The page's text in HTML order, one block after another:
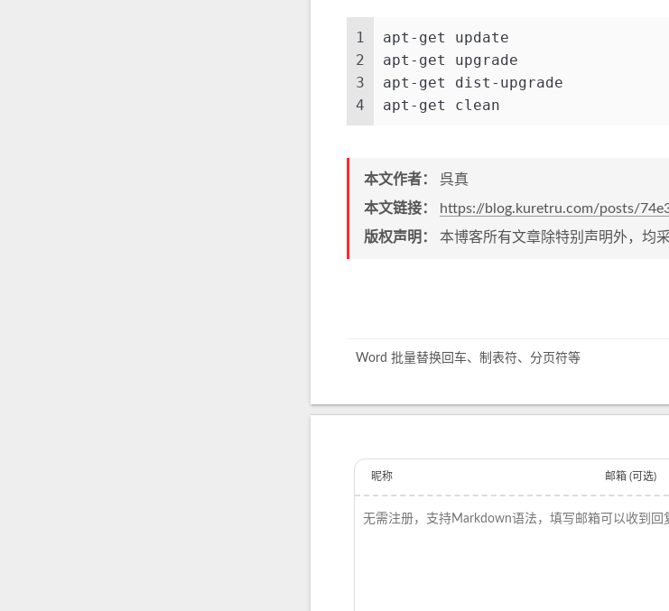
1
2
3
4
apt-get update
apt-get upgrade
apt-get dist-upgrade
apt-get clean
本文作者： 呉真
本文链接：
https://blog.kuretru.com/posts/
版权声明： 本博客所有文章除特别声明外，均
Word 批量替换回车、制表符、分页符等
昵称 邮箱 (可选)